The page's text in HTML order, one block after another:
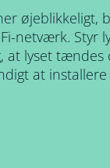
øjeblikkeligt,
netværk. Styr
at lyset tændes
at installere